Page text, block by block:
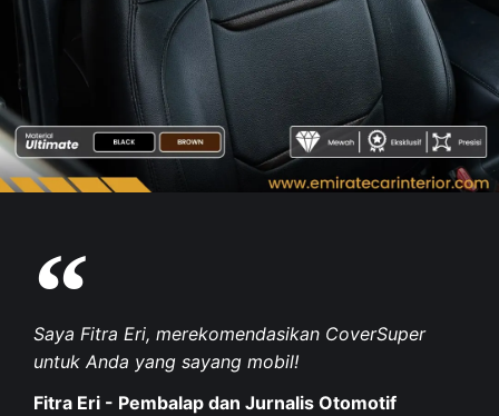
Saya Fitra Eri, merekomendasikan CoverSuper
untuk Anda yang sayang mobil!
Fitra Eri - Pembalap dan Jurnalis Otomotif